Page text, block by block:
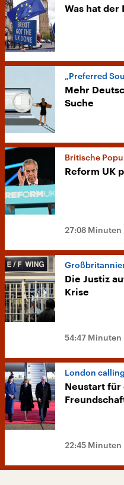
Was hat der
„Preferred
Mehr
Suche
Britische
Reform UK
27:08 Minuten
Die Justiz
Krise
54:47 Minuten
London calling
Neustart
22:45 Minuten